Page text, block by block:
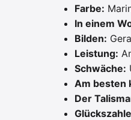
Farbe:
In einem
Bilden:
Leistung:
Schwäche:
Am besten
Der